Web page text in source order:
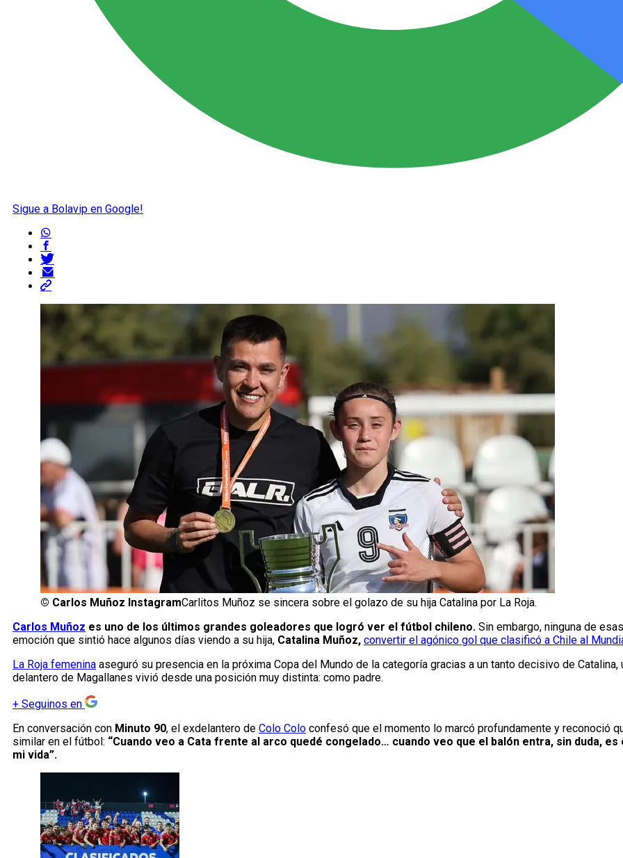
Sigue a Bolavip en Google!
© Carlos Muñoz InstagramCarlitos Muñoz se sincera sobre el golazo de su hija Catalina por La Roja.
Carlos Muñoz es uno de los últimos grandes goleadores que logró ver el fútbol chileno. Sin embargo, ninguna de
emoción que sintió hace algunos días viendo a su hija, Catalina Muñoz, convertir el agónico gol que clasificó a Chile al
La Roja femenina aseguró su presencia en la próxima Copa del Mundo de la categoría gracias a un tanto decisivo de Catalina,
delantero de Magallanes vivió desde una posición muy distinta: como padre.
+ Seguinos en
En conversación con Minuto 90, el exdelantero de Colo Colo confesó que el momento lo marcó profundamente y reconoció
similar en el fútbol: “Cuando veo a Cata frente al arco quedé congelado… cuando veo que el balón entra, sin duda,
mi vida”.